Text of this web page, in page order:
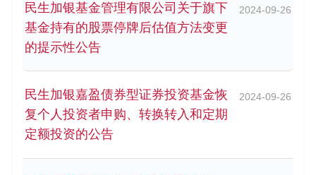
民生加银基金管理有限公司关于旗下
基金持有的股票停牌后估值方法变更
的提示性公告
2024-09-26
民生加银嘉盈债券型证券投资基金恢
复个人投资者申购、转换转入和定期
定额投资的公告
2024-09-26